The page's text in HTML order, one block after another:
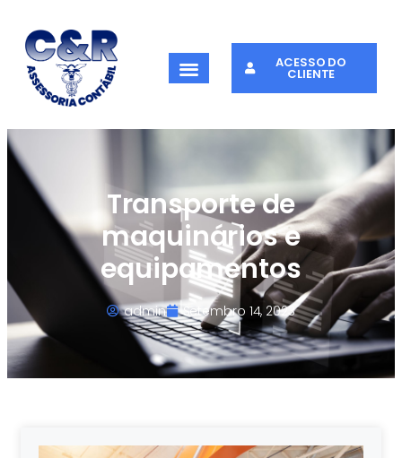
ACESSO DO
CLIENTE
Transporte de
maquinários e
equipamentos
admin Setembro 14, 2023